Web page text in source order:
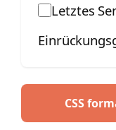
Letztes
CSS